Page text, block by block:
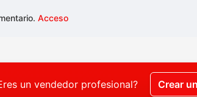
Acceso
un vendedor profesional? Crear